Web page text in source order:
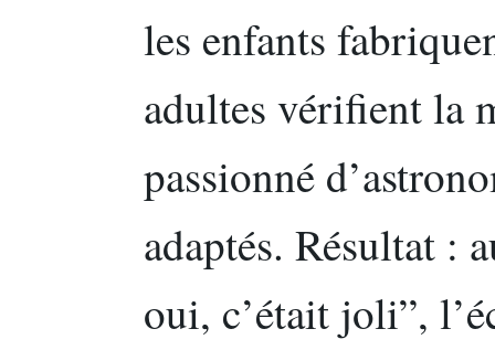
les enfants
adultes vérifient la
passionné
adaptés. Résultat :
oui, c’était joli”,